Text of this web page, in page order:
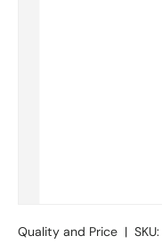
Quality and Price | SKU: